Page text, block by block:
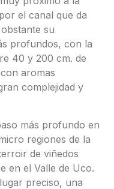
el canal que da
su
profundos, con la
40 y 200 cm. de
aromas
complejidad y
más profundo en
regiones de la
de viñedos
en el Valle de Uco.
preciso, una